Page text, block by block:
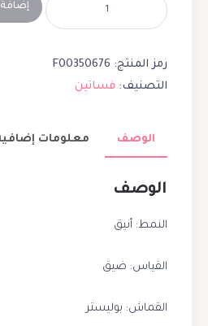
رمز المنتج: F00350676
التصنيف: فساتين
الوصف معلومات
الوصف
النمط: أنيق
القياس: ضيق
القماش: بوليستر